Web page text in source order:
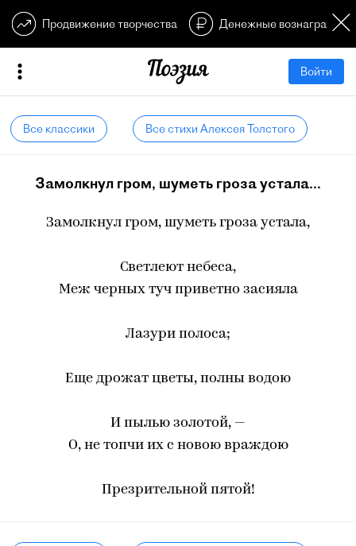
Продвижение творчества Денежные
Войти
Все классики Все стихи Алексея Толстого
Замолкнул гром, шуметь гроза устала...
Замолкнул гром, шуметь гроза устала,
Светлеют небеса,
Меж черных туч приветно засияла
Лазури полоса;
Еще дрожат цветы, полны водою
И пылью золотой, —
О, не топчи их с новою враждою
Презрительной пятой!